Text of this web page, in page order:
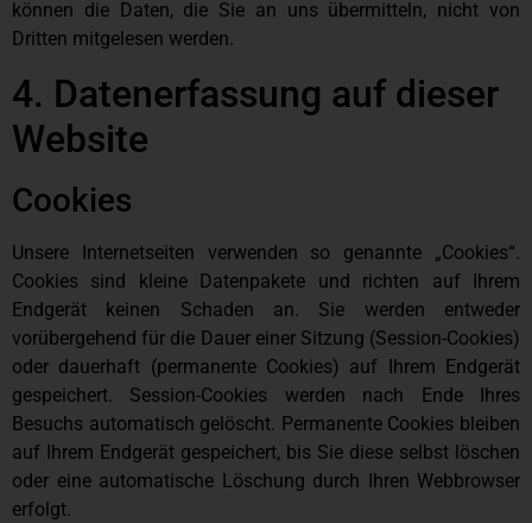
können die Daten, die Sie an uns übermitteln, nicht von
Dritten mitgelesen werden.
4. Datenerfassung auf dieser
Website
Cookies
Unsere Internetseiten verwenden so genannte „Cookies“.
Cookies sind kleine Datenpakete und richten auf Ihrem
Endgerät keinen Schaden an. Sie werden entweder
vorübergehend für die Dauer einer Sitzung (Session-Cookies)
oder dauerhaft (permanente Cookies) auf Ihrem Endgerät
gespeichert. Session-Cookies werden nach Ende Ihres
Besuchs automatisch gelöscht. Permanente Cookies bleiben
auf Ihrem Endgerät gespeichert, bis Sie diese selbst löschen
oder eine automatische Löschung durch Ihren Webbrowser
erfolgt.